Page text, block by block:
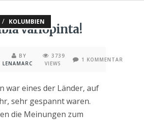
/ KOLUMBIEN
variopinta!
BY
LENAMARC
3739
VIEWS
1 KOMMENTAR
war eines der Länder, auf
sehr gespannt waren.
die Meinungen zum